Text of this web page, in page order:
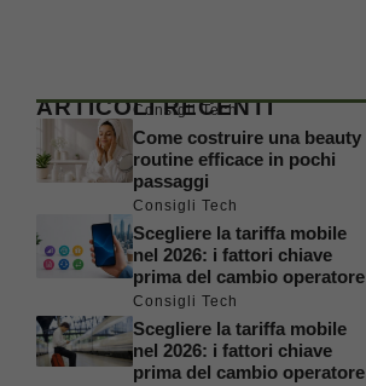
ARTICOLI RECENTI
Consigli Tech
Come costruire una beauty
routine efficace in pochi
passaggi
Consigli Tech
Scegliere la tariffa mobile
nel 2026: i fattori chiave
prima del cambio operatore
Consigli Tech
Scegliere la tariffa mobile
nel 2026: i fattori chiave
prima del cambio operatore